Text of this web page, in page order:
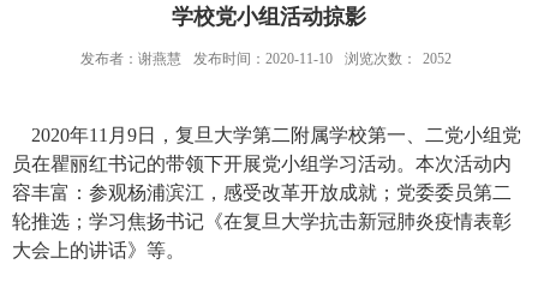
学校党小组活动掠影
发布者：谢燕慧 发布时间：2020-11-10 浏览次数： 2052
2020年11月9日，复旦大学第二附属学校第一、二党小组党
员在瞿丽红书记的带领下开展党小组学习活动。本次活动内
容丰富：参观杨浦滨江，感受改革开放成就；党委委员第二
轮推选；学习焦扬书记《在复旦大学抗击新冠肺炎疫情表彰
大会上的讲话》等。